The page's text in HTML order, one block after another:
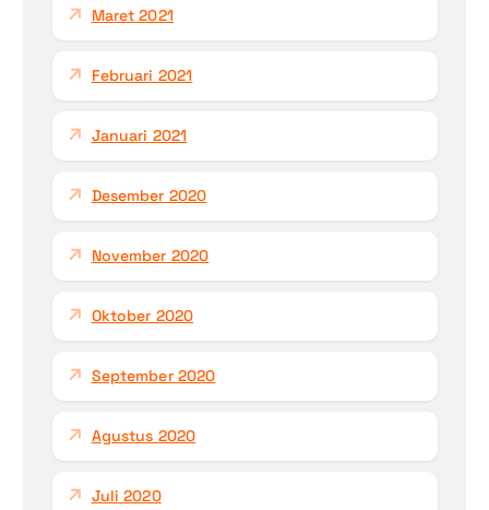
Maret 2021
Februari 2021
Januari 2021
Desember 2020
November 2020
Oktober 2020
September 2020
Agustus 2020
Juli 2020